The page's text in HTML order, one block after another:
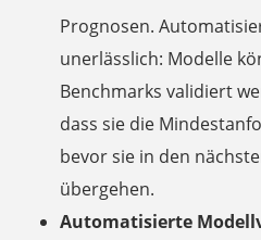
Prognosen.
unerlässlich: Modelle
Benchmarks validiert
dass sie die
bevor sie in den
übergehen.
Automatisierte